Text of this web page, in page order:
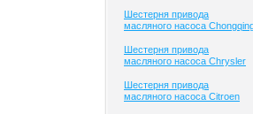
Шестерня привода
масляного насоса
Шестерня привода
масляного насоса Chrysler
Шестерня привода
масляного насоса Citroen